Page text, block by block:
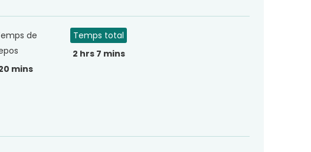
de
mins
Temps total
2 hrs 7 mins